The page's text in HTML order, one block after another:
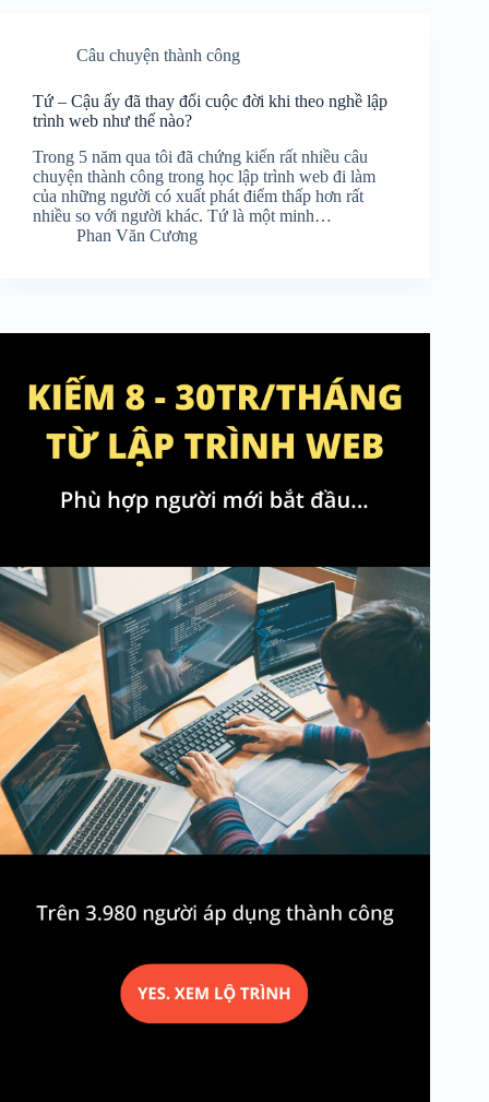
Câu chuyện thành công
Tứ – Cậu ấy đã thay đổi cuộc đời khi theo nghề lập
trình web như thế nào?
Trong 5 năm qua tôi đã chứng kiến rất nhiều câu
chuyện thành công trong học lập trình web đi làm
của những người có xuất phát điểm thấp hơn rất
nhiều so với người khác. Tứ là một minh…
Phan Văn Cương